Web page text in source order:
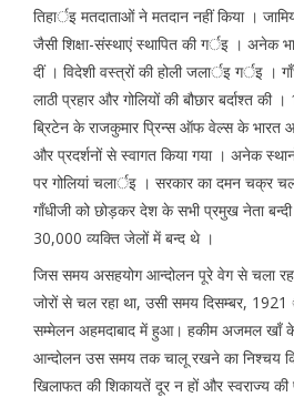
तिहार्इ मतदाताओं ने मतदान नहीं किया ।
जैसी शिक्षा-संस्थाएं स्थापित की गर्इ । अनेक
दीं । विदेशी वस्त्रों की होली जलार्इ गर्इ ।
लाठी प्रहार और गोलियों की बौछार बर्दाश्त
ब्रिटेन के राजकुमार प्रिन्स ऑफ वेल्स के भारत
और प्रदर्शनों से स्वागत किया गया । अनेक
पर गोलियां चलार्इ । सरकार का दमन चक्र
गाँधीजी को छोड़कर देश के सभी प्रमुख नेता
30,000 व्यक्ति जेलों में बन्द थे ।
जिस समय असहयोग आन्दोलन पूरे वेग से चला
जोरों से चल रहा था, उसी समय दिसम्बर, 1921
सम्मेलन अहमदाबाद में हुआ। हकीम अजमल खाँ
आन्दोलन उस समय तक चालू रखने का निश्चय
खिलाफत की शिकायतें दूर न हों और स्वराज्य की